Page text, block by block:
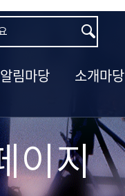
알림마당 소개마당
이지